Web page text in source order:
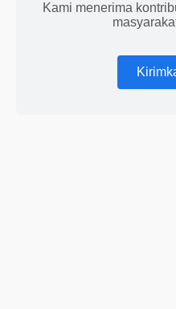
Kami menerima